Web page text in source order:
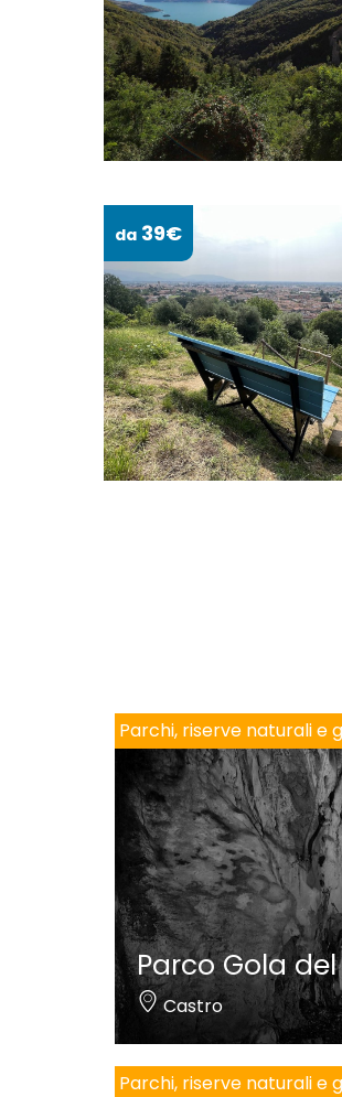
da 39€
Parchi, riserve naturali e
Parco Gola
Castro
Parchi, riserve naturali e